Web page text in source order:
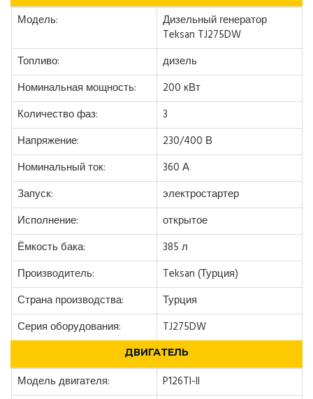
Модель:
Дизельный генератор
Teksan TJ275DW
Топливо:
дизель
Номинальная мощность:
200 кВт
Количество фаз:
3
Напряжение:
230/400 В
Номинальный ток:
360 А
Запуск:
электростартер
Исполнение:
открытое
Ёмкость бака:
385 л
Производитель:
Teksan (Турция)
Страна производства:
Турция
Серия оборудования:
TJ275DW
ДВИГАТЕЛЬ
Модель двигателя:
P126TI-II